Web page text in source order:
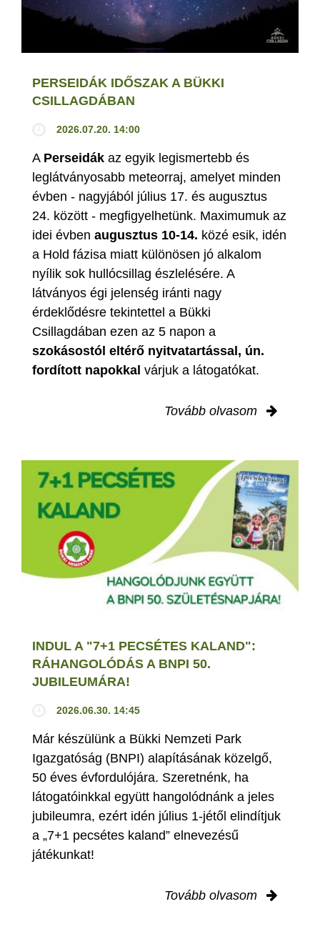
PERSEIDÁK IDŐSZAK A BÜKKI
CSILLAGDÁBAN
2026.07.20. 14:00
A Perseidák az egyik legismertebb és
leglátványosabb meteorraj, amelyet minden
évben - nagyjából július 17. és augusztus
24. között - megfigyelhetünk. Maximumuk az
idei évben augusztus 10-14. közé esik, idén
a Hold fázisa miatt különösen jó alkalom
nyílik sok hullócsillag észlelésére. A
látványos égi jelenség iránti nagy
érdeklődésre tekintettel a Bükki
Csillagdában ezen az 5 napon a
szokásostól eltérő nyitvatartással, ún.
fordított napokkal várjuk a látogatókat.
Tovább olvasom
INDUL A "7+1 PECSÉTES KALAND":
RÁHANGOLÓDÁS A BNPI 50.
JUBILEUMÁRA!
2026.06.30. 14:45
Már készülünk a Bükki Nemzeti Park
Igazgatóság (BNPI) alapításának közelgő,
50 éves évfordulójára. Szeretnénk, ha
látogatóinkkal együtt hangolódnánk a jeles
jubileumra, ezért idén július 1-jétől elindítjuk
a „7+1 pecsétes kaland” elnevezésű
játékunkat!
Tovább olvasom